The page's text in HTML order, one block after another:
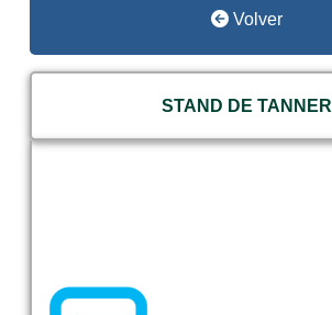
Volver
STAND DE TANNER